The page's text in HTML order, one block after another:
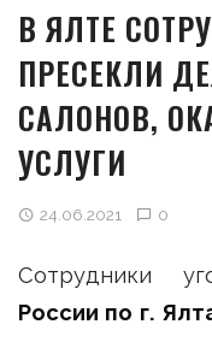
В ЯЛТЕ
ПРЕСЕКЛИ
САЛОНОВ,
УСЛУГИ
24.06.2021 0
Сотрудники
России по г.